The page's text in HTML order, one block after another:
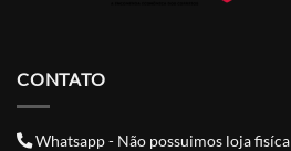
CONTATO
Whatsapp - Não possuimos loja fisíca